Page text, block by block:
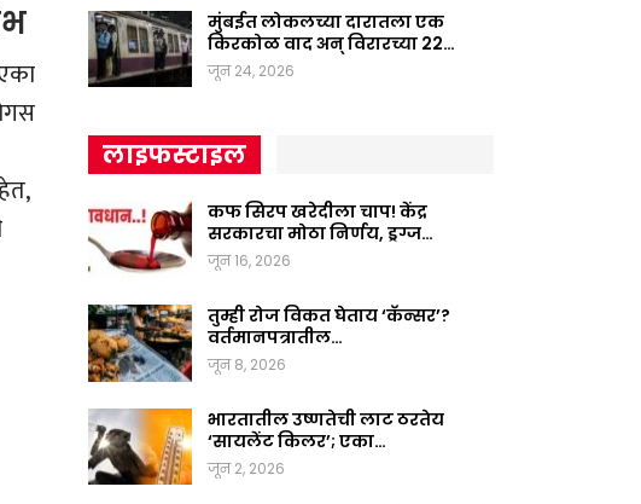
मुंबईत लोकलच्या दारातला एक
किरकोळ वाद अन् विरारच्या 22…
जून 24, 2026
लाइफस्टाइल
कफ सिरप खरेदीला चाप! केंद्र
सरकारचा मोठा निर्णय, ड्रग्ज…
जून 16, 2026
तुम्ही रोज विकत घेताय ‘कॅन्सर’?
वर्तमानपत्रातील…
जून 8, 2026
भारतातील उष्णतेची लाट ठरतेय
‘सायलेंट किलर’; एका…
जून 2, 2026